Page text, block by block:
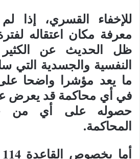
للإخفاء القسري، إذا
معرفة مكان اعتقاله
ظل الحديث عن الكثير
النفسية والجسدية التي
ما يعد مؤشرا واضحا على
في أي محاكمة قد يعرض
حصوله على أي من
المحاكمة.